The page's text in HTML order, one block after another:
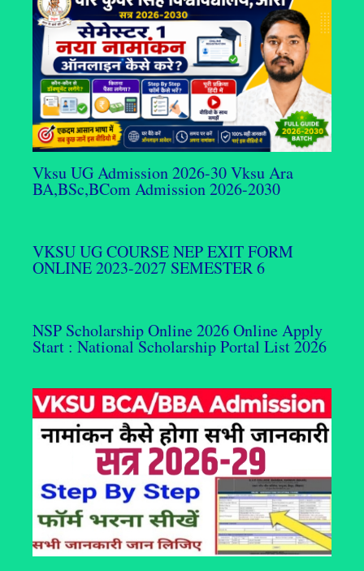
Vksu UG Admission 2026-30 Vksu Ara
BA,BSc,BCom Admission 2026-2030
VKSU UG COURSE NEP EXIT FORM
ONLINE 2023-2027 SEMESTER 6
NSP Scholarship Online 2026 Online Apply
Start : National Scholarship Portal List 2026